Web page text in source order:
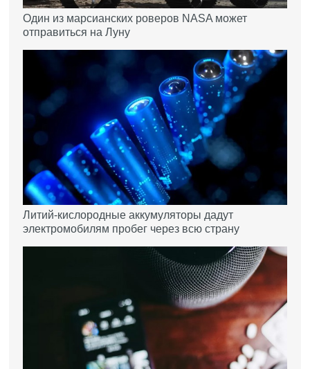
Один из марсианских роверов NASA может
отправиться на Луну
Литий-кислородные аккумуляторы дадут
электромобилям пробег через всю страну